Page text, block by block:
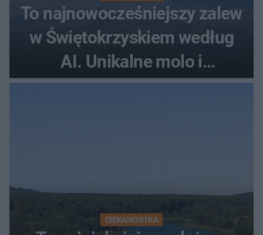
To najnowocześniejszy zalew
w Świętokrzyskiem według
AI. Unikalne molo i
promenada
CIEKAWOSTKA